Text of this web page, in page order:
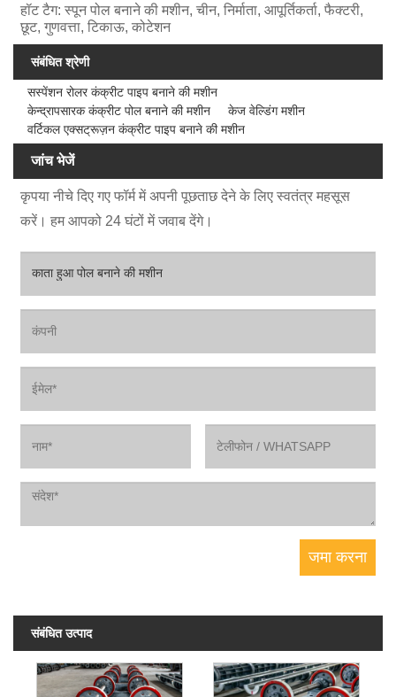
हॉट टैग: स्पून पोल बनाने की मशीन, चीन, निर्माता, आपूर्तिकर्ता, फैक्टरी,
छूट, गुणवत्ता, टिकाऊ, कोटेशन
संबंधित श्रेणी
सस्पेंशन रोलर कंक्रीट पाइप बनाने की मशीन
केन्द्रापसारक कंक्रीट पोल बनाने की मशीन
केज वेल्डिंग मशीन
वर्टिकल एक्सट्रूज़न कंक्रीट पाइप बनाने की मशीन
जांच भेजें
कृपया नीचे दिए गए फॉर्म में अपनी पूछताछ देने के लिए स्वतंत्र महसूस
करें। हम आपको 24 घंटों में जवाब देंगे।
संबंधित उत्पाद